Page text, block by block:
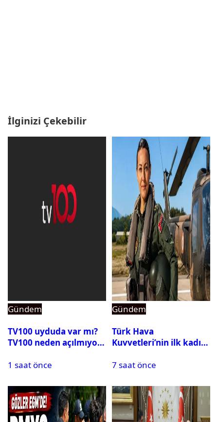
İlginizi Çekebilir
Gündem
TV100 uyduda var mı?
TV100 neden açılmıyor?
1 saat önce
Gündem
Türk Hava
Kuvvetleri’nin ilk kadın
Karapınar hakkında
ortaya çıktı
7 saat önce